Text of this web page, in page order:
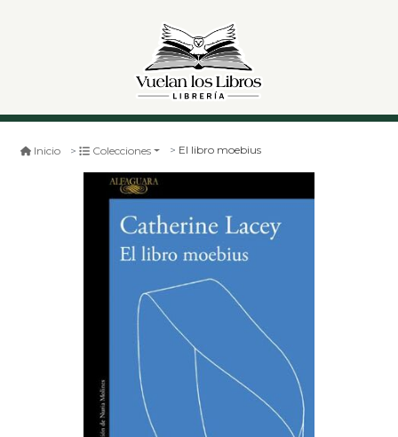
Inicio Colecciones El libro moebius